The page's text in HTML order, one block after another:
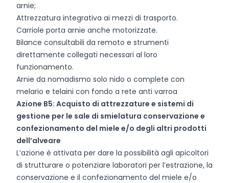
arnie;
Attrezzatura integrativa ai mezzi di trasporto.
Carriole porta arnie anche motorizzate.
Bilance consultabili da remoto e strumenti
direttamente collegati necessari al loro
funzionamento.
Arnie da nomadismo solo nido o complete con
melario e telaini con fondo a rete anti varroa
Azione B5: Acquisto di attrezzature e sistemi di
gestione per le sale di smielatura conservazione e
confezionamento del miele e/o degli altri prodotti
dell’alveare
L’azione è attivata per dare la possibilità agli apicoltori
di strutturare o potenziare laboratori per l’estrazione, la
conservazione e il confezionamento del miele e/o